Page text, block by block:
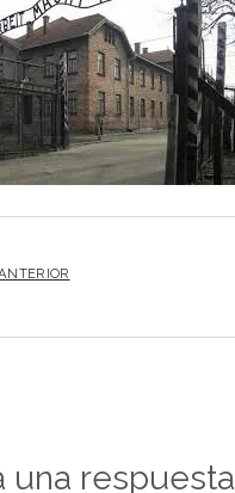
una respuesta